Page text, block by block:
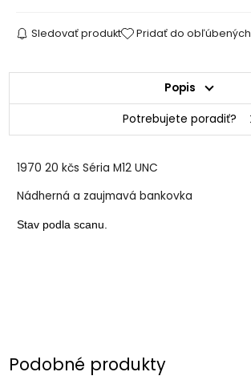
Sledovať produkt Pridať do obľúbených
Popis
Potrebujete poradiť?
1970 20 kčs Séria M12 UNC
Nádherná a zaujmavá bankovka
Stav podla scanu.
Podobné produkty